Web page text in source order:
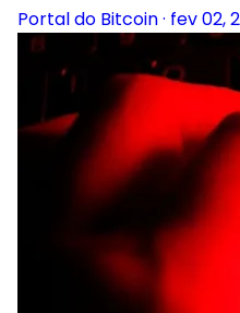
Portal do Bitcoin· fev 02,